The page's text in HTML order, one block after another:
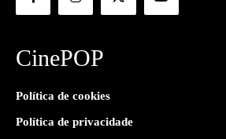
CinePOP
Política de cookies
Política de privacidade